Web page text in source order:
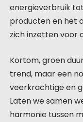
energieverbruik
producten en het
zich inzetten voor
Kortom, groen
trend, maar een
veerkrachtige en
Laten we samen
harmonie tussen